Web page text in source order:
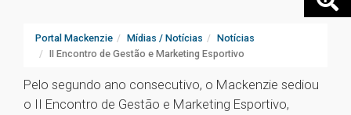
Portal Mackenzie Mídias / Notícias
Notícias
II Encontro de Gestão e Marketing Esportivo
Pelo segundo ano consecutivo, o Mackenzie sediou
o II Encontro de Gestão e Marketing Esportivo,